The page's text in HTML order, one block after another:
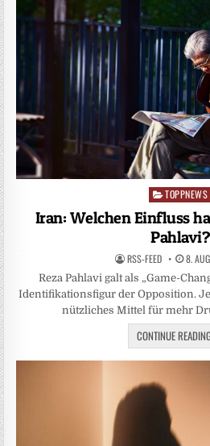
Posted
in
TOPPNEWS
Iran: Welchen Einfluss
Pahlavi?
RSS-FEED 8.
Reza Pahlavi galt als „Game-
Identifikationsfigur der Opposition.
nützliches Mittel für mehr
CONTINUE